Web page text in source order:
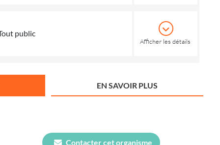
public
Afficher les détails
EN SAVOIR PLUS
Contacter cet organisme